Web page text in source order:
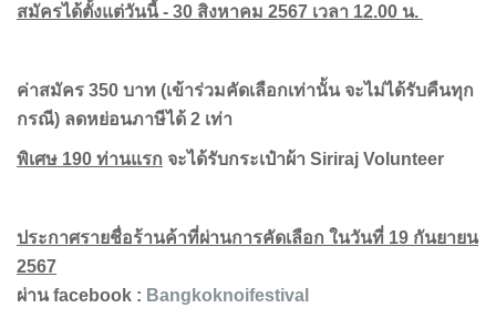
สมัครได้ตั้งแต่วันนี้ - 30 สิงหาคม 2567 เวลา 12.00 น.
ค่าสมัคร 350 บาท (เข้าร่วมคัดเลือกเท่านั้น จะไม่ได้รับคืนทุก
กรณี) ลดหย่อนภาษีได้ 2 เท่า
พิเศษ 190 ท่านแรก จะได้รับกระเป๋าผ้า Siriraj Volunteer
ประกาศรายชื่อร้านค้าที่ผ่านการคัดเลือก ในวันที่ 19 กันยายน
2567
ผ่าน facebook : Bangkoknoifestival